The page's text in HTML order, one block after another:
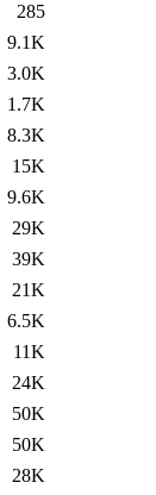
285
9.1K
3.0K
1.7K
8.3K
15K
9.6K
29K
39K
21K
6.5K
11K
24K
50K
50K
28K